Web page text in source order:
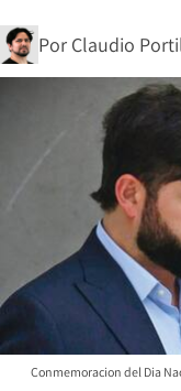
Por Claudio
Conmemoracion del Dia